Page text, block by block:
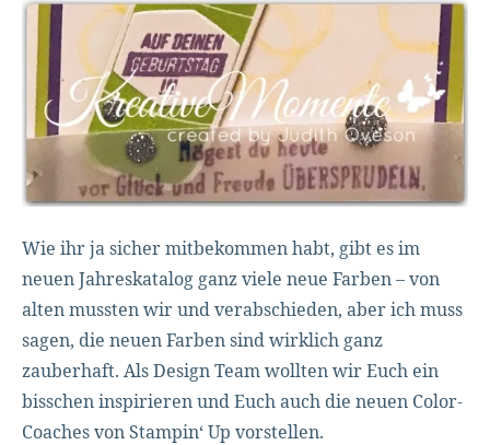
Wie ihr ja sicher mitbekommen habt, gibt es im
neuen Jahreskatalog ganz viele neue Farben – von
alten mussten wir und verabschieden, aber ich muss
sagen, die neuen Farben sind wirklich ganz
zauberhaft. Als Design Team wollten wir Euch ein
bisschen inspirieren und Euch auch die neuen Color-
Coaches von Stampin‘ Up vorstellen.